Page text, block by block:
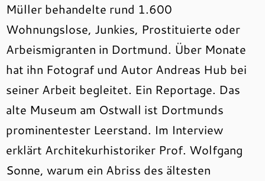
Müller behandelte rund 1.600
Wohnungslose, Junkies, Prostituierte oder
Arbeismigranten in Dortmund. Über Monate
hat ihn Fotograf und Autor Andreas Hub bei
seiner Arbeit begleitet. Ein Reportage. Das
alte Museum am Ostwall ist Dortmunds
prominentester Leerstand. Im Interview
erklärt Architekurhistoriker Prof. Wolfgang
Sonne, warum ein Abriss des ältesten